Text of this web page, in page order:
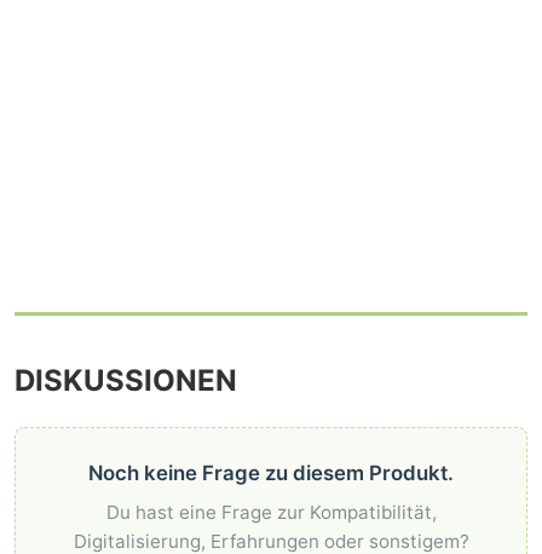
DISKUSSIONEN
Noch keine Frage zu diesem Produkt.
Du hast eine Frage zur Kompatibilität,
Digitalisierung, Erfahrungen oder sonstigem?